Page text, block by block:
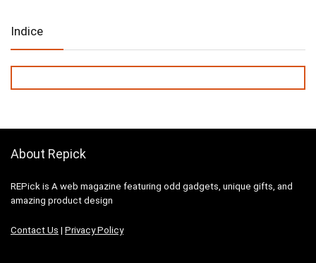
Indice
About Repick
REPick is A web magazine featuring odd gadgets, unique gifts, and
amazing product design
Contact Us | Privacy Policy